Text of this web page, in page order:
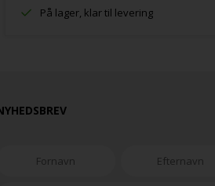
På lager, klar til levering